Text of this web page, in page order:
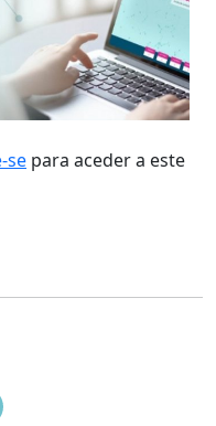
se para aceder a este